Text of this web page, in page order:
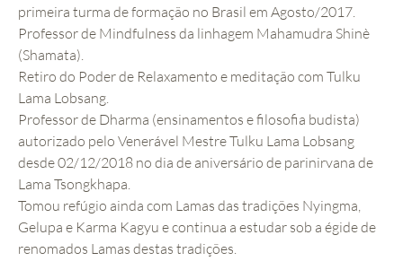
primeira turma de formação no Brasil em Agosto/2017.
Professor de Mindfulness da linhagem Mahamudra Shinè
(Shamata).
Retiro do Poder de Relaxamento e meditação com Tulku
Lama Lobsang.
Professor de Dharma (ensinamentos e filosofia budista)
autorizado pelo Venerável Mestre Tulku Lama Lobsang
desde 02/12/2018 no dia de aniversário de parinirvana de
Lama Tsongkhapa.
Tomou refúgio ainda com Lamas das tradições Nyingma,
Gelupa e Karma Kagyu e continua a estudar sob a égide de
renomados Lamas destas tradições.